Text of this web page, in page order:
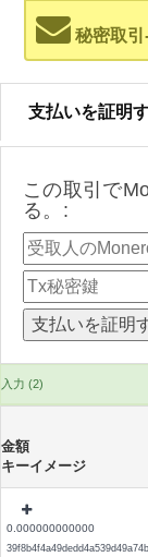
秘密取引
支払いを証明
この取引で
る。:
入力 (2)
金額
キーイメージ
0.000000000000